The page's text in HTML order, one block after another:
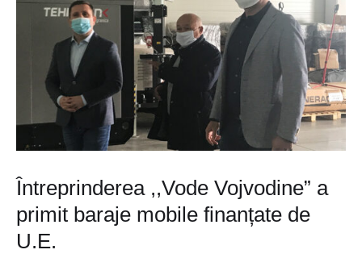
Întreprinderea ,,Vode Vojvodine” a
primit baraje mobile finanțate de
U.E.